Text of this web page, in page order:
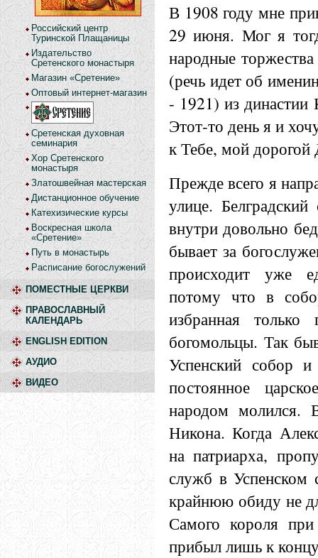
Российский центр
Туринской Плащаницы
Издательство
Сретенского монастыря
Магазин «Сретение»
Оптовый интернет-магазин
Сретенская духовная
семинария
Хор Сретенского
монастыря
Златошвейная мастерская
Дистанционное обучение
Катехизические курсы
Воскресная школа
«Сретение»
Путь в монастырь
Расписание богослужений
ПОМЕСТНЫЕ ЦЕРКВИ
ПРАВОСЛАВНЫЙ
КАЛЕНДАРЬ
ENGLISH EDITION
АУДИО
ВИДЕО
В 1908 году мне
29 июня. Мог я
народные
(речь идет об
- 1921) из династии
Этот-то день я и
к Тебе, мой дорогой
Прежде всего я
улице.
внутри довольно
бывает за
происходит уже
потому что в
избранная
богомольцы. Так
Успенский собор
постоянное
народом молился.
Никона. Когда
на патриарха,
служб в Успенском
крайнюю обиду не
Самого короля
прибыл лишь к